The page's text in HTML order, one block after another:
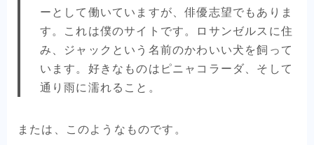
ーとして働いていますが、俳優志望でもありま
す。これは僕のサイトです。ロサンゼルスに住
み、ジャックという名前のかわいい犬を飼って
います。好きなものはピニャコラーダ、そして
通り雨に濡れること。
または、このようなものです。